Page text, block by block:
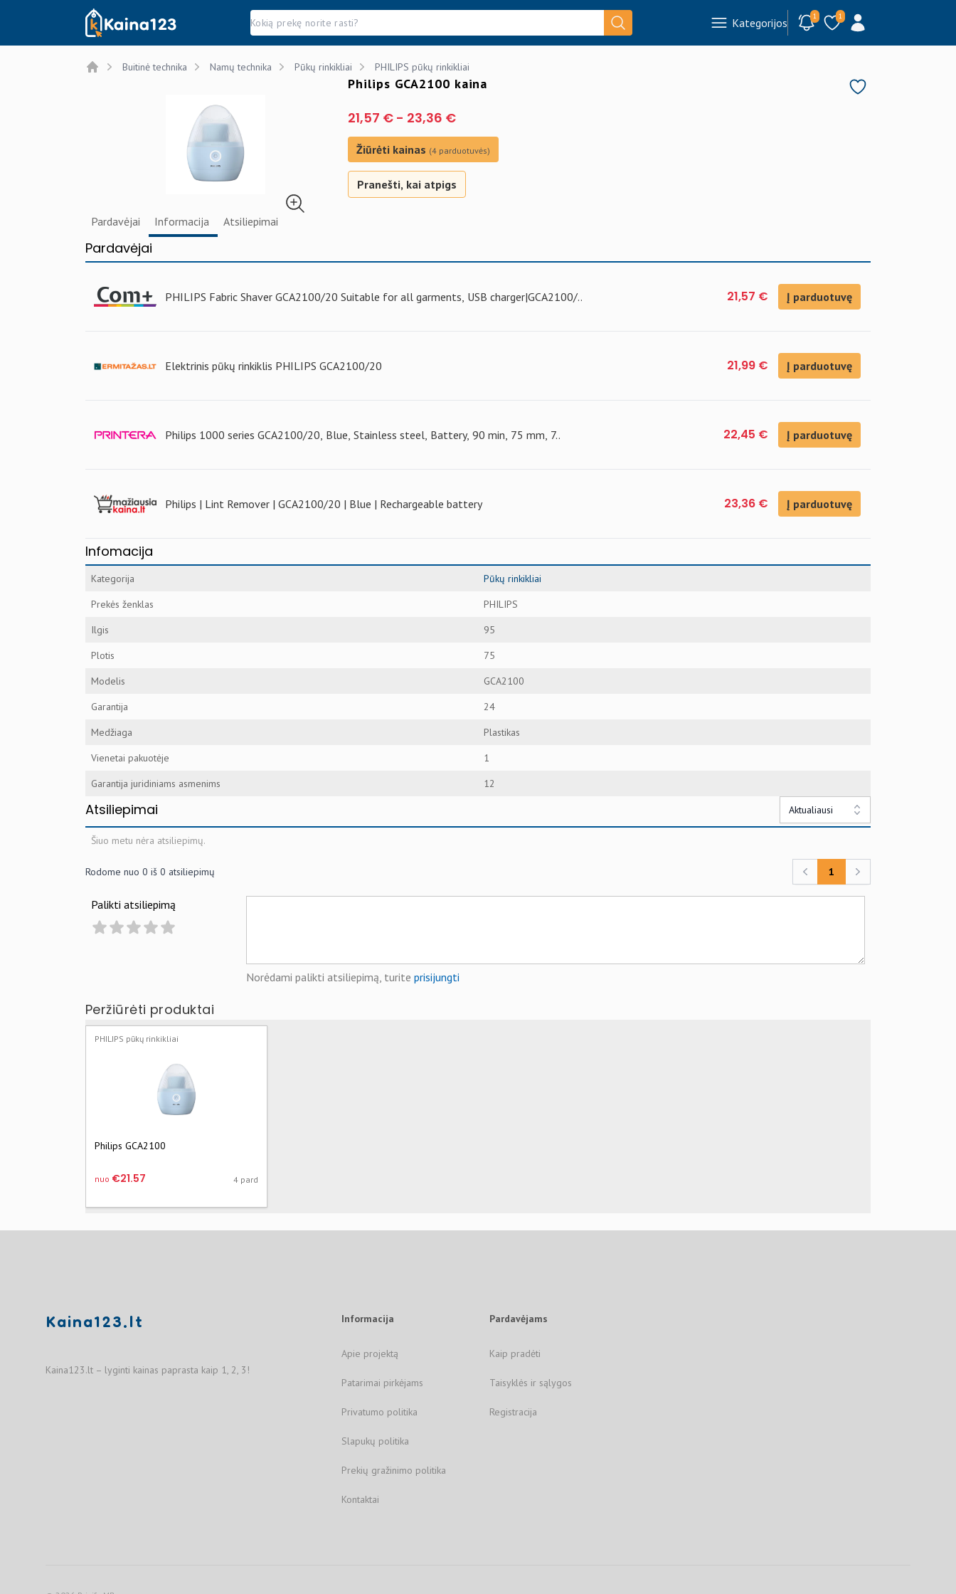
Kaina123.lt Kategorijos 1 1
Buitinė technika Namų technika Pūkų rinkikliai PHILIPS pūkų rinkikliai
Philips GCA2100 kaina
21,57 € - 23,36 €
Žiūrėti kainas (4 parduotuvės)
Pranešti, kai atpigs
Pardavėjai Informacija Atsiliepimai
Pardavėjai
PHILIPS Fabric Shaver GCA2100/20 Suitable for all garments, USB charger|GCA2100/.. 21,57 € Į parduotuvę
Elektrinis pūkų rinkiklis PHILIPS GCA2100/20 21,99 € Į parduotuvę
Philips 1000 series GCA2100/20, Blue, Stainless steel, Battery, 90 min, 75 mm, 7.. 22,45 € Į parduotuvę
Philips | Lint Remover | GCA2100/20 | Blue | Rechargeable battery 23,36 € Į parduotuvę
Infomacija
Kategorija
Pūkų rinkikliai
Prekės ženklas
PHILIPS
Ilgis
95
Plotis
75
Modelis
GCA2100
Garantija
24
Medžiaga
Plastikas
Vienetai pakuotėje
1
Garantija juridiniams asmenims
12
Atsiliepimai Aktualiausi
Šiuo metu nėra atsiliepimų.
Rodome nuo 0 iš 0 atsiliepimų
Previous
1
Next
Palikti atsiliepimą
Norėdami palikti atsiliepimą, turite prisijungti
Peržiūrėti produktai
PHILIPS pūkų rinkikliai
Philips GCA2100
nuo €21.57 4 pard
Kaina123.lt
Kaina123.lt – lyginti kainas paprasta kaip 1, 2, 3!
Informacija
Apie projektą
Patarimai pirkėjams
Privatumo politika
Slapukų politika
Prekių gražinimo politika
Kontaktai
Pardavėjams
Kaip pradėti
Taisyklės ir sąlygos
Registracija